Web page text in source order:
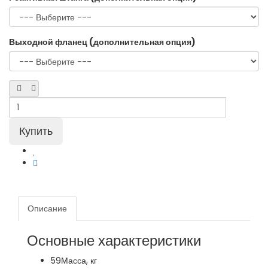
Выходной фланец (дополнительная опция)
Описание
Основные характеристики
59Масса, кг